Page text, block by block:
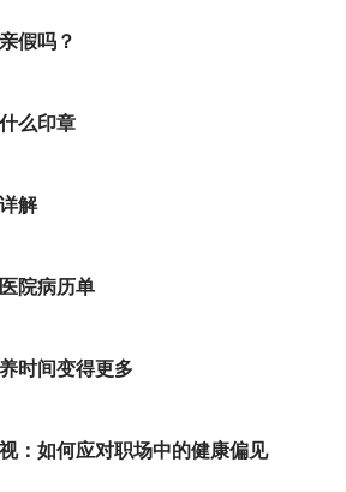
假吗？
么印章
解
院病历单
时间变得更多
：如何应对职场中的健康偏见